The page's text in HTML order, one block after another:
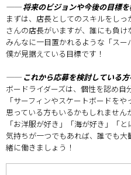
── 将来のビジョンや今後の目標を
まずは、店長としてのスキルをし
さんの店長がいますが、誰にも負け
みんなに一目置かれるような「スー
僕が見据えている目標です！
── これから応募を検討している方
ボードライダーズは、個性を認め自
「サーフィンやスケートボードを
思っている方もいるかもしれません
「お洋服が好き」「海が好き」「
気持ちが一つでもあれば、誰でも
緒に働きましょう！